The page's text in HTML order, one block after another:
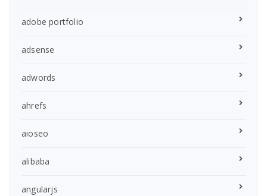
adobe portfolio
adsense
adwords
ahrefs
aioseo
alibaba
angularjs